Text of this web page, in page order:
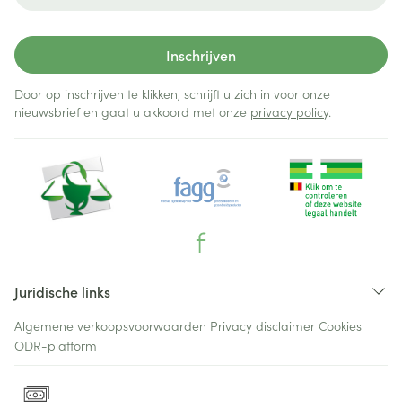
Inschrijven
Door op inschrijven te klikken, schrijft u zich in voor onze
nieuwsbrief en gaat u akkoord met onze privacy policy.
Juridische links
Algemene verkoopsvoorwaarden Privacy disclaimer Cookies
ODR-platform